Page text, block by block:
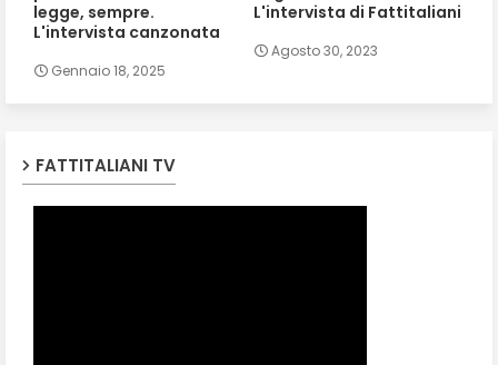
legge, sempre.
L'intervista canzonata
Gennaio 18, 2025
L'intervista di Fattitaliani
Agosto 30, 2023
FATTITALIANI TV